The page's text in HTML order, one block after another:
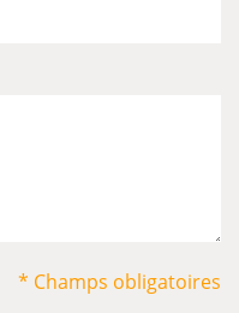
* Champs obligatoires